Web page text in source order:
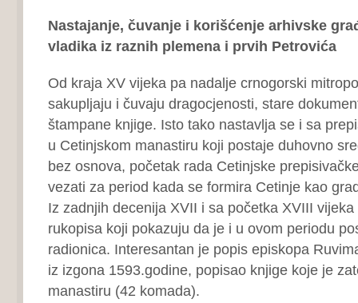
Nastajanje, čuvanje i korišćenje arhivske
vladika iz raznih plemena i prvih Petrovića
Od kraja XV vijeka pa nadalje crnogorski
sakupljaju i čuvaju dragocjenosti, stare
štampane knjige. Isto tako nastavlja se i sa
u Cetinjskom manastiru koji postaje duhovno
bez osnova, početak rada Cetinjske
vezati za period kada se formira Cetinje kao
Iz zadnjih decenija XVII i sa početka XVIII
rukopisa koji pokazuju da je i u ovom periodu
radionica. Interesantan je popis episkopa
iz izgona 1593.godine, popisao knjige koje je
manastiru (42 komada).